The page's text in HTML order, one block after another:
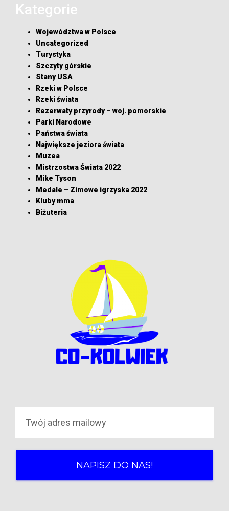
Kategorie
Województwa w Polsce
Uncategorized
Turystyka
Szczyty górskie
Stany USA
Rzeki w Polsce
Rzeki świata
Rezerwaty przyrody – woj. pomorskie
Parki Narodowe
Państwa świata
Największe jeziora świata
Muzea
Mistrzostwa Świata 2022
Mike Tyson
Medale – Zimowe igrzyska 2022
Kluby mma
Biżuteria
NAPISZ DO NAS!